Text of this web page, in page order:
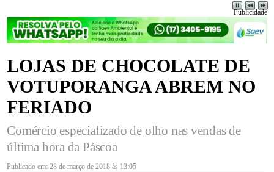
Publicidade
LOJAS DE CHOCOLATE DE
VOTUPORANGA ABREM NO
FERIADO
Comércio especializado de olho nas vendas de
última hora da Páscoa
Publicado em: 28 de março de 2018 às 13:05